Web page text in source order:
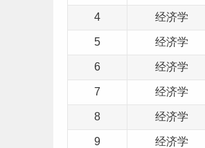
4 经济学
5 经济学
6 经济学
7 经济学
8 经济学
9 经济学